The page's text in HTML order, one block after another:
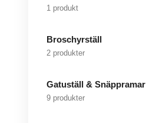
1 produkt
Broschyrställ
2 produkter
Gatuställ & Snäppramar
9 produkter